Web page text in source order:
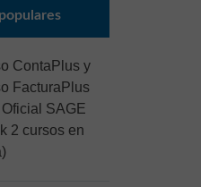
ContaPlus y
FacturaPlus
Oficial SAGE
2 cursos en